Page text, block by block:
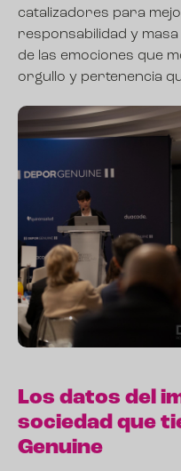
catalizadores para
responsabilidad y
de las emociones que
orgullo y pertenencia
Los datos del
sociedad que
Genuine